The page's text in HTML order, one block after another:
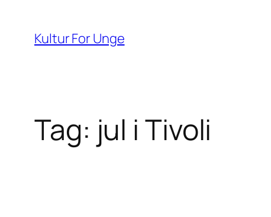
indhold
Kultur For Unge
Tag: jul i Tivoli